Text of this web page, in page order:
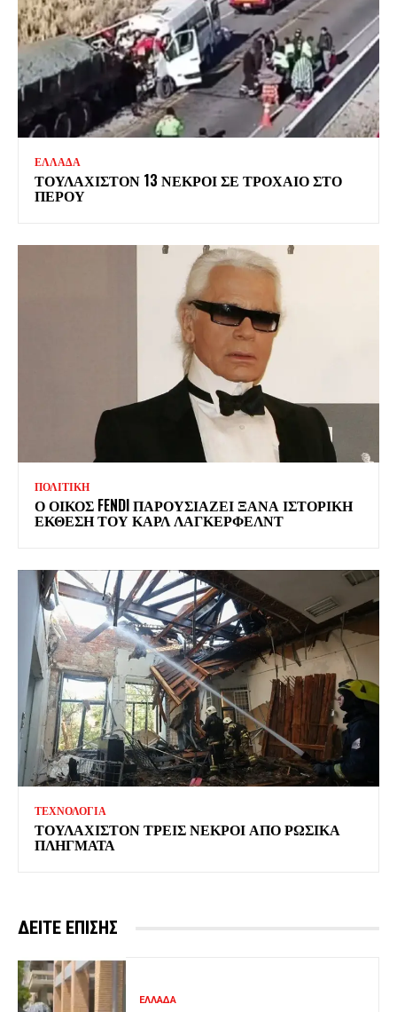
ΕΛΛΑΔΑ
ΤΟΥΛΑΧΙΣΤΟΝ 13 ΝΕΚΡΟΙ ΣΕ ΤΡΟΧΑΙΟ ΣΤΟ
ΠΕΡΟΥ
ΠΟΛΙΤΙΚΗ
Ο ΟΙΚΟΣ FENDI ΠΑΡΟΥΣΙΑΖΕΙ ΞΑΝΑ ΙΣΤΟΡΙΚΗ
ΕΚΘΕΣΗ ΤΟΥ ΚΑΡΛ ΛΑΓΚΕΡΦΕΛΝΤ
ΤΕΧΝΟΛΟΓΙΑ
ΤΟΥΛΑΧΙΣΤΟΝ ΤΡΕΙΣ ΝΕΚΡΟΙ ΑΠΟ ΡΩΣΙΚΑ
ΠΛΗΓΜΑΤΑ
ΔΕΙΤΕ ΕΠΙΣΗΣ
ΕΛΛΑΔΑ